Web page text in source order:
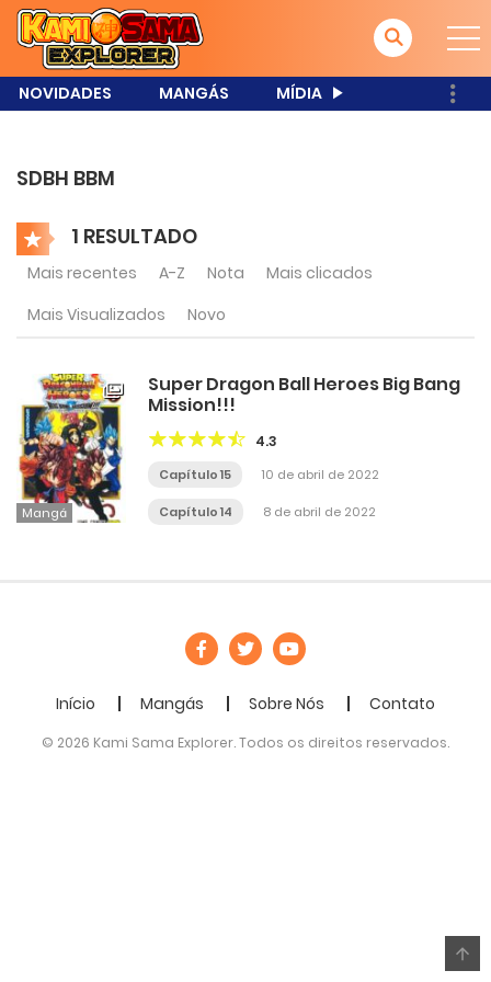
NOVIDADES MANGÁS MÍDIA
SDBH BBM
1 RESULTADO
Mais recentes A-Z Nota
Mais clicados
Mais Visualizados
Novo
Mangá
Super Dragon Ball Heroes Big Bang
Mission!!!
4.3
Capítulo 15 10 de abril de 2022
Capítulo 14 8 de abril de 2022
Início Mangás Sobre Nós Contato
© 2026 Kami Sama Explorer. Todos os direitos reservados.